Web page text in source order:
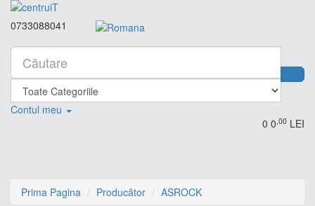
0733088041
Contul meu
0 0,00 LEI
Prima Pagina Producător ASROCK